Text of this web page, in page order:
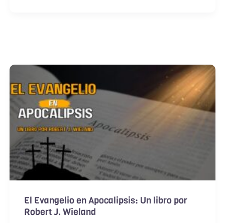
El Evangelio en Apocalipsis: Un libro por
Robert J. Wieland